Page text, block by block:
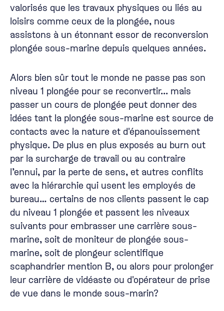
valorisés que les travaux physiques ou liés au
loisirs comme ceux de la plongée, nous
assistons à un étonnant essor de reconversion
plongée sous-marine depuis quelques années.
Alors bien sûr tout le monde ne passe pas son
niveau 1 plongée pour se reconvertir... mais
passer un cours de plongée peut donner des
idées tant la plongée sous-marine est source de
contacts avec la nature et d'épanouissement
physique. De plus en plus exposés au burn out
par la surcharge de travail ou au contraire
l’ennui, par la perte de sens, et autres conflits
avec la hiérarchie qui usent les employés de
bureau… certains de nos clients passent le cap
du niveau 1 plongée et passent les niveaux
suivants pour embrasser une carrière sous-
marine, soit de moniteur de plongée sous-
marine, soit de plongeur scientifique
scaphandrier mention B, ou alors pour prolonger
leur carrière de vidéaste ou d'opérateur de prise
de vue dans le monde sous-marin?